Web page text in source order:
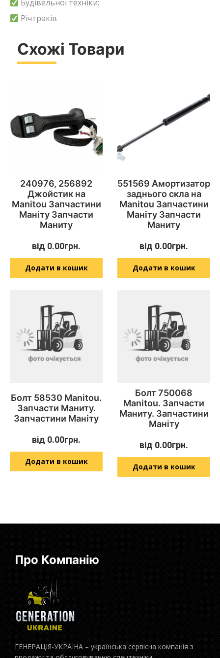
Будівельної техніки;
Річтраків
Схожі Товари
240976, 256892
Джойстик на
Manitou Запчастини
Маніту Запчасти
Маниту
від 0.00грн.
Додати в кошик
551569 Амортизатор
заднього скла на
Manitou Запчастини
Маніту Запчасти
Маниту
від 0.00грн.
Додати в кошик
Болт 58530 Manitou.
Запчасти Маниту.
Запчастини Маніту
від 0.00грн.
Додати в кошик
Болт 750068
Manitou. Запчасти
Маниту. Запчастини
Маніту
від 0.00грн.
Додати в кошик
Про Компанію
ГЕНЕРАЦІЯ-УКРАЇНА – українська сервісна компанія з